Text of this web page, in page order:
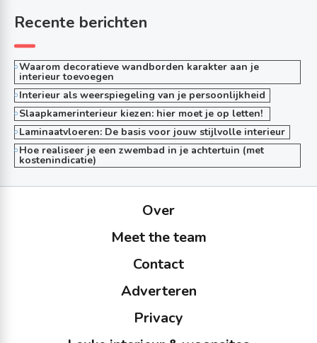
Recente berichten
Waarom decoratieve wandborden karakter aan je
interieur toevoegen
Interieur als weerspiegeling van je persoonlijkheid
Slaapkamerinterieur kiezen: hier moet je op letten!
Laminaatvloeren: De basis voor jouw stijlvolle interieur
Hoe realiseer je een zwembad in je achtertuin (met
kostenindicatie)
Over
Meet the team
Contact
Adverteren
Privacy